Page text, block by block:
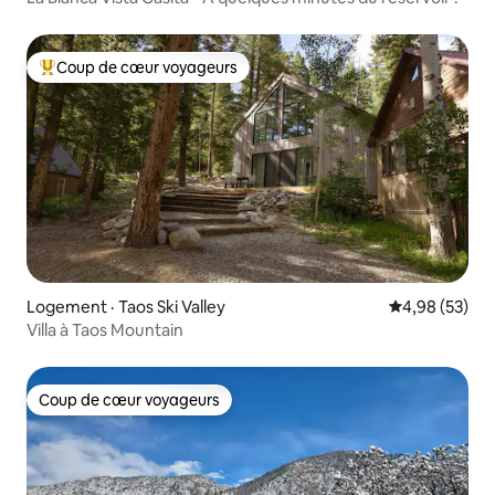
Coup de cœur voyageurs parmi les plus aimés
Coup de cœur voyageurs
Logement · Taos Ski Valley Note
4,98 (53)
Villa à Taos Mountain
Coup de cœur voyageurs
Coup de cœur voyageurs